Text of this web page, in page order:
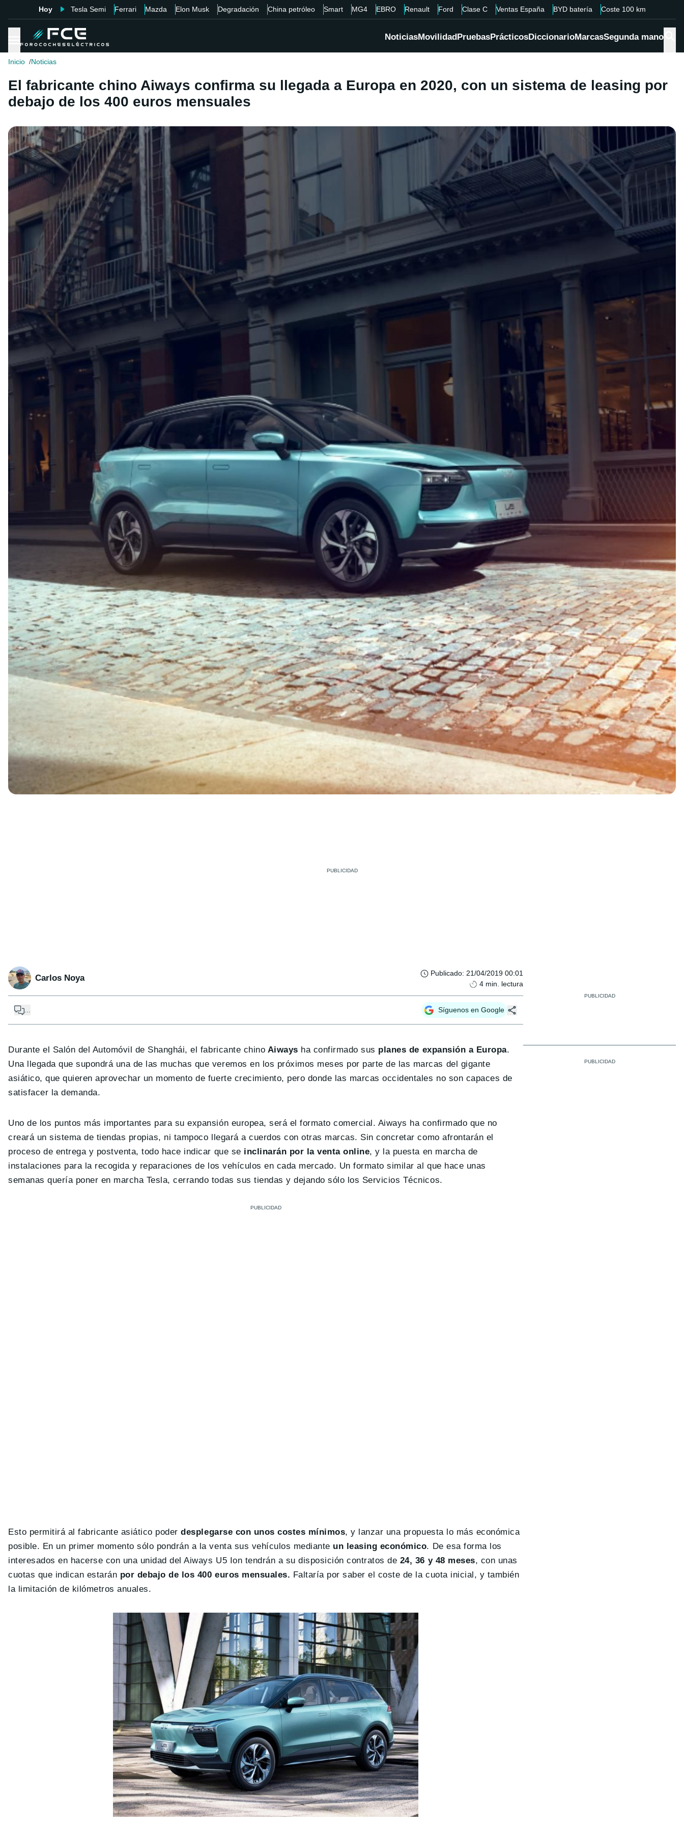
Hoy Tesla Semi Ferrari Mazda Elon Musk Degradación China petróleo Smart MG4 EBRO Renault Ford Clase C Ventas España BYD batería Coste 100 km
NoticiasMovilidadPruebasPrácticosDiccionarioMarcasSegunda mano
Inicio Noticias
El fabricante chino Aiways confirma su llegada a Europa en 2020, con un sistema de leasing por
debajo de los 400 euros mensuales
Carlos Noya Publicado: 21/04/2019 00:01
4 min. lectura
Síguenos en Google
Durante el Salón del Automóvil de Shanghái, el fabricante chino Aiways ha confirmado sus planes de expansión a Europa.
Una llegada que supondrá una de las muchas que veremos en los próximos meses por parte de las marcas del gigante
asiático, que quieren aprovechar un momento de fuerte crecimiento, pero donde las marcas occidentales no son capaces de
satisfacer la demanda.
Uno de los puntos más importantes para su expansión europea, será el formato comercial. Aiways ha confirmado que no
creará un sistema de tiendas propias, ni tampoco llegará a cuerdos con otras marcas. Sin concretar como afrontarán el
proceso de entrega y postventa, todo hace indicar que se inclinarán por la venta online, y la puesta en marcha de
instalaciones para la recogida y reparaciones de los vehículos en cada mercado. Un formato similar al que hace unas
semanas quería poner en marcha Tesla, cerrando todas sus tiendas y dejando sólo los Servicios Técnicos.
Esto permitirá al fabricante asiático poder desplegarse con unos costes mínimos, y lanzar una propuesta lo más económica
posible. En un primer momento sólo pondrán a la venta sus vehículos mediante un leasing económico. De esa forma los
interesados en hacerse con una unidad del Aiways U5 Ion tendrán a su disposición contratos de 24, 36 y 48 meses, con unas
cuotas que indican estarán por debajo de los 400 euros mensuales. Faltaría por saber el coste de la cuota inicial, y también
la limitación de kilómetros anuales.